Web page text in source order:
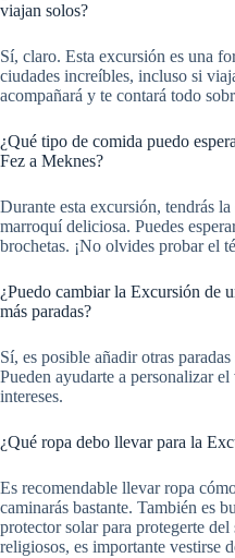
viajan solos?
Sí, claro. Esta excursión es una
ciudades increíbles, incluso si
acompañará y te contará todo
¿Qué tipo de comida puedo
Fez a Meknes?
Durante esta excursión, tendrás
marroquí deliciosa. Puedes
brochetas. ¡No olvides probar el
¿Puedo cambiar la Excursión de
más paradas?
Sí, es posible añadir otras
Pueden ayudarte a personalizar
intereses.
¿Qué ropa debo llevar para la
Es recomendable llevar ropa
caminarás bastante. También es
protector solar para protegerte
religiosos, es importante vestirse